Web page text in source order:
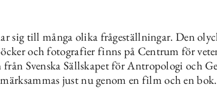
sig till många olika frågeställningar. Den
och fotografier finns på Centrum för
Svenska Sällskapet för Antropologi och
just nu genom en film och en bok.